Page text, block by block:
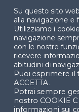
© 2024 Copyright
di Ingegneria
Su questo sito
alla navigazione e
Utilizziamo i
navigazione
con le nostre
ricevere
abitudini di
Puoi esprimere il
ACCETTA.
Potrai sempre
nostro COOKIE
informazioni sui